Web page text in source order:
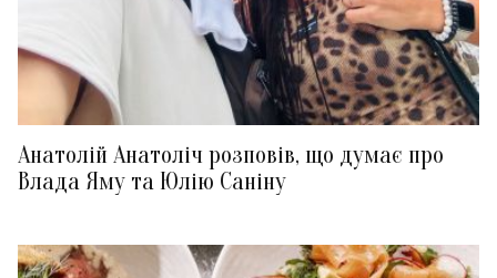
Анатолій Анатоліч розповів, що думає про
Влада Яму та Юлію Саніну